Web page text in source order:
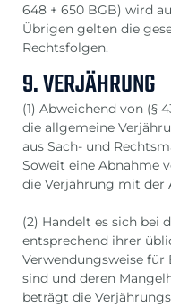
648 + 650 BGB) wird
Übrigen gelten die
Rechtsfolgen.
9. VERJÄHRUNG
(1) Abweichend von (§
die allgemeine
aus Sach- und
Soweit eine Abnahme
die Verjährung mit der
(2) Handelt es sich bei
entsprechend ihrer
Verwendungsweise
sind und deren
beträgt die